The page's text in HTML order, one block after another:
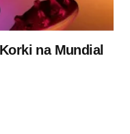
na Mundial